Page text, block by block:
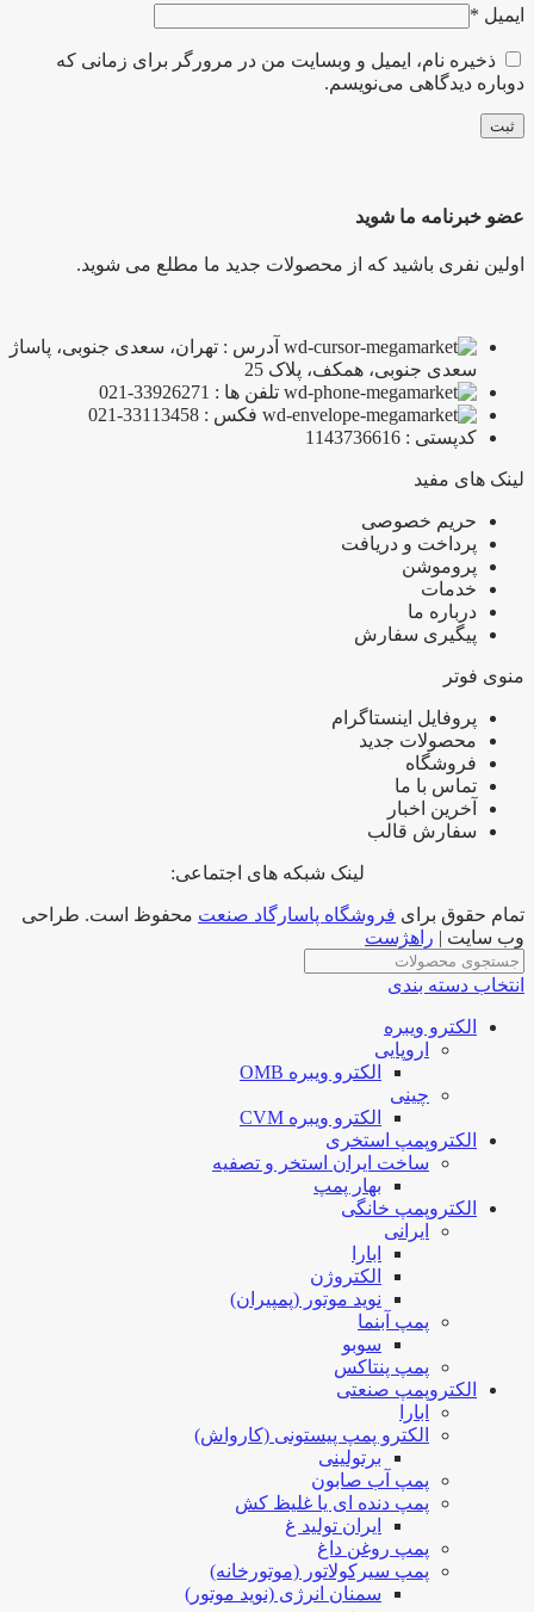
ایمیل *
ذخیره نام، ایمیل و وبسایت من در مرورگر برای زمانی که
دوباره دیدگاهی می‌نویسم.
عضو خبرنامه ما شوید
اولین نفری باشید که از محصولات جدید ما مطلع می شوید.
آدرس : تهران، سعدی جنوبی، پاساژ
سعدی جنوبی، همکف، پلاک 25
تلفن ها : 33926271-021
فکس : 33113458-021
کدپستی : 1143736616
لینک های مفید
حریم خصوصی
پرداخت و دریافت
پروموشن
خدمات
درباره ما
پیگیری سفارش
منوی فوتر
پروفایل اینستاگرام
محصولات جدید
فروشگاه
تماس با ما
آخرین اخبار
سفارش قالب
لینک شبکه های اجتماعی:
تمام حقوق برای فروشگاه پاسارگاد صنعت محفوظ است. طراحی
وب سایت | راهژست
انتخاب دسته بندی
الکترو ویبره
اروپایی
الکترو ویبره OMB
چینی
الکترو ویبره CVM
الکتروپمپ استخری
ساخت ایران استخر و تصفیه
بهار پمپ
الکتروپمپ خانگی
ایرانی
ابارا
الکتروژن
نوید موتور (پمپیران)
پمپ آبنما
سوبو
پمپ پنتاکس
الکتروپمپ صنعتی
ابارا
الکترو پمپ پیستونی (کارواش)
برتولینی
پمپ آب صابون
پمپ دنده ای یا غلیظ کش
ایران تولید غ
پمپ روغن داغ
پمپ سیرکولاتور (موتورخانه)
سمنان انرژی (نوید موتور)